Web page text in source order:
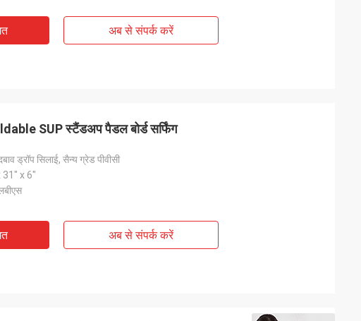
अब से संपर्क करें
SUP स्टैंडअप पैडल बोर्ड सर्फिंग
ड्रॉप सिलाई, सैन्य ग्रेड पीवीसी
31" x 6"
अब से संपर्क करें